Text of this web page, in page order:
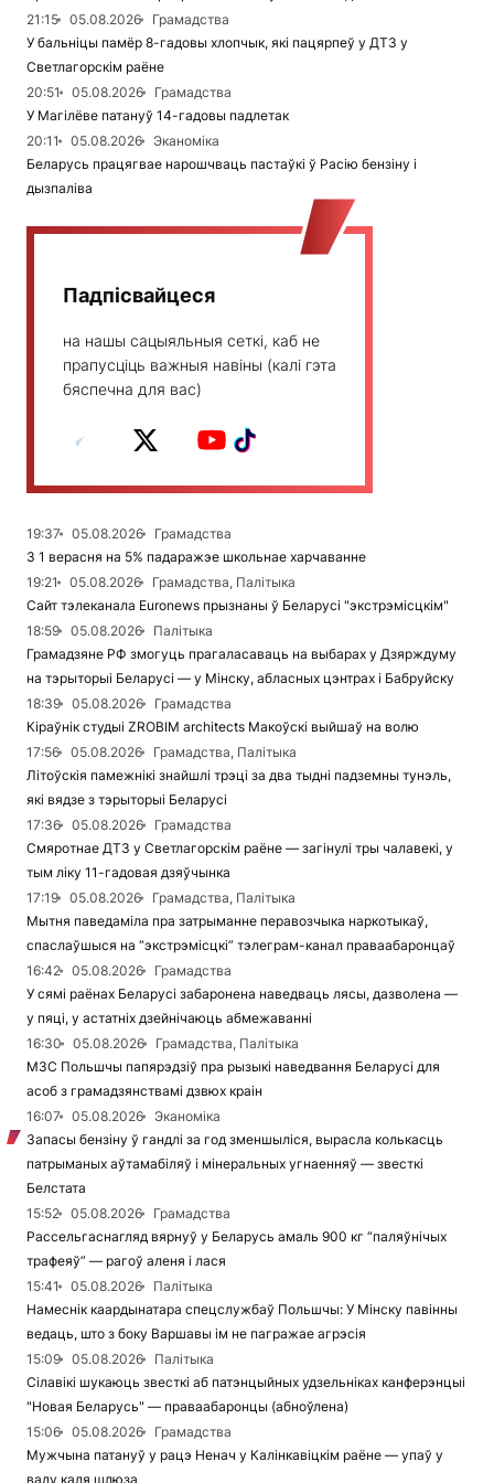
21:15
05.08.2026
Грамадства
У бальніцы памёр 8-гадовы хлопчык, які пацярпеў у ДТЗ у
Светлагорскім раёне
20:51
05.08.2026
Грамадства
У Магілёве патануў 14-гадовы падлетак
20:11
05.08.2026
Эканоміка
Беларусь працягвае нарошчваць пастаўкі ў Расію бензіну і
дызпаліва
Падпісвайцеся
на нашы сацыяльныя сеткі, каб не
прапусціць важныя навіны (калі гэта
бяспечна для вас)
19:37 05.08.2026
Грамадства
З 1 верасня на 5% падаражэе школьнае харчаванне
19:21
05.08.2026
Грамадства, Палітыка
Сайт тэлеканала Euronews прызнаны ў Беларусі "экстрэмісцкім"
18:59
05.08.2026
Палітыка
Грамадзяне РФ змогуць прагаласаваць на выбарах у Дзярждуму
на тэрыторыі Беларусі — у Мінску, абласных цэнтрах і Бабруйску
18:39
05.08.2026
Грамадства
Кіраўнік студыі ZROBIM architects Макоўскі выйшаў на волю
17:56
05.08.2026
Грамадства, Палітыка
Літоўскія памежнікі знайшлі трэці за два тыдні падземны тунэль,
які вядзе з тэрыторыі Беларусі
17:36
05.08.2026
Грамадства
Смяротнае ДТЗ у Светлагорскім раёне — загінулі тры чалавекі, у
тым ліку 11-гадовая дзяўчынка
17:19
05.08.2026
Грамадства, Палітыка
Мытня паведаміла пра затрыманне перавозчыка наркотыкаў,
спаслаўшыся на “экстрэмісцкі” тэлеграм-канал праваабаронцаў
16:42
05.08.2026
Грамадства
У сямі раёнах Беларусі забаронена наведваць лясы, дазволена —
у пяці, у астатніх дзейнічаюць абмежаванні
16:30
05.08.2026
Грамадства, Палітыка
МЗС Польшчы папярэдзіў пра рызыкі наведвання Беларусі для
асоб з грамадзянствамі дзвюх краін
16:07
05.08.2026
Эканоміка
Запасы бензіну ў гандлі за год зменшыліся, вырасла колькасць
патрыманых аўтамабіляў і мінеральных угнаенняў — звесткі
Белстата
15:52
05.08.2026
Грамадства
Рассельгаснагляд вярнуў у Беларусь амаль 900 кг “паляўнічых
трафеяў” — рагоў аленя і лася
15:41
05.08.2026
Палітыка
Намеснік каардынатара спецслужбаў Польшчы: У Мінску павінны
ведаць, што з боку Варшавы ім не пагражае агрэсія
15:09
05.08.2026
Палітыка
Сілавікі шукаюць звесткі аб патэнцыйных удзельніках канферэнцыі
"Новая Беларусь" — праваабаронцы (абноўлена)
15:06
05.08.2026
Грамадства
Мужчына патануў у рацэ Ненач у Калінкавіцкім раёне — упаў у
ваду каля шлюза